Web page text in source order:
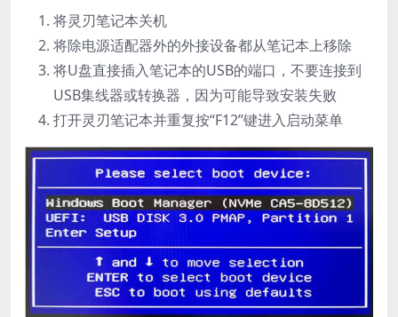
将灵刃笔记本关机
将除电源适配器外的外接设备都从笔记本上移除
将U盘直接插入笔记本的USB的端口，不要连接到
USB集线器或转换器，因为可能导致安装失败
打开灵刃笔记本并重复按“F12”键进入启动菜单